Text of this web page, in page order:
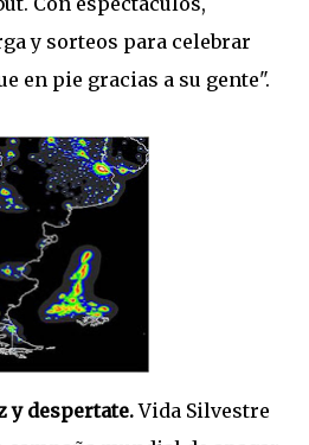
y sorteos para celebrar
en pie gracias a su gente".
y despertate.Vida Silvestre